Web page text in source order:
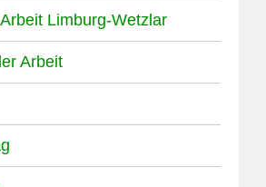
Limburg-Wetzlar
Arbeit